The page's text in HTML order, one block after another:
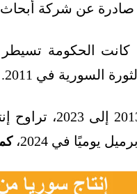
كانت الحكومة
السورية في 2011.